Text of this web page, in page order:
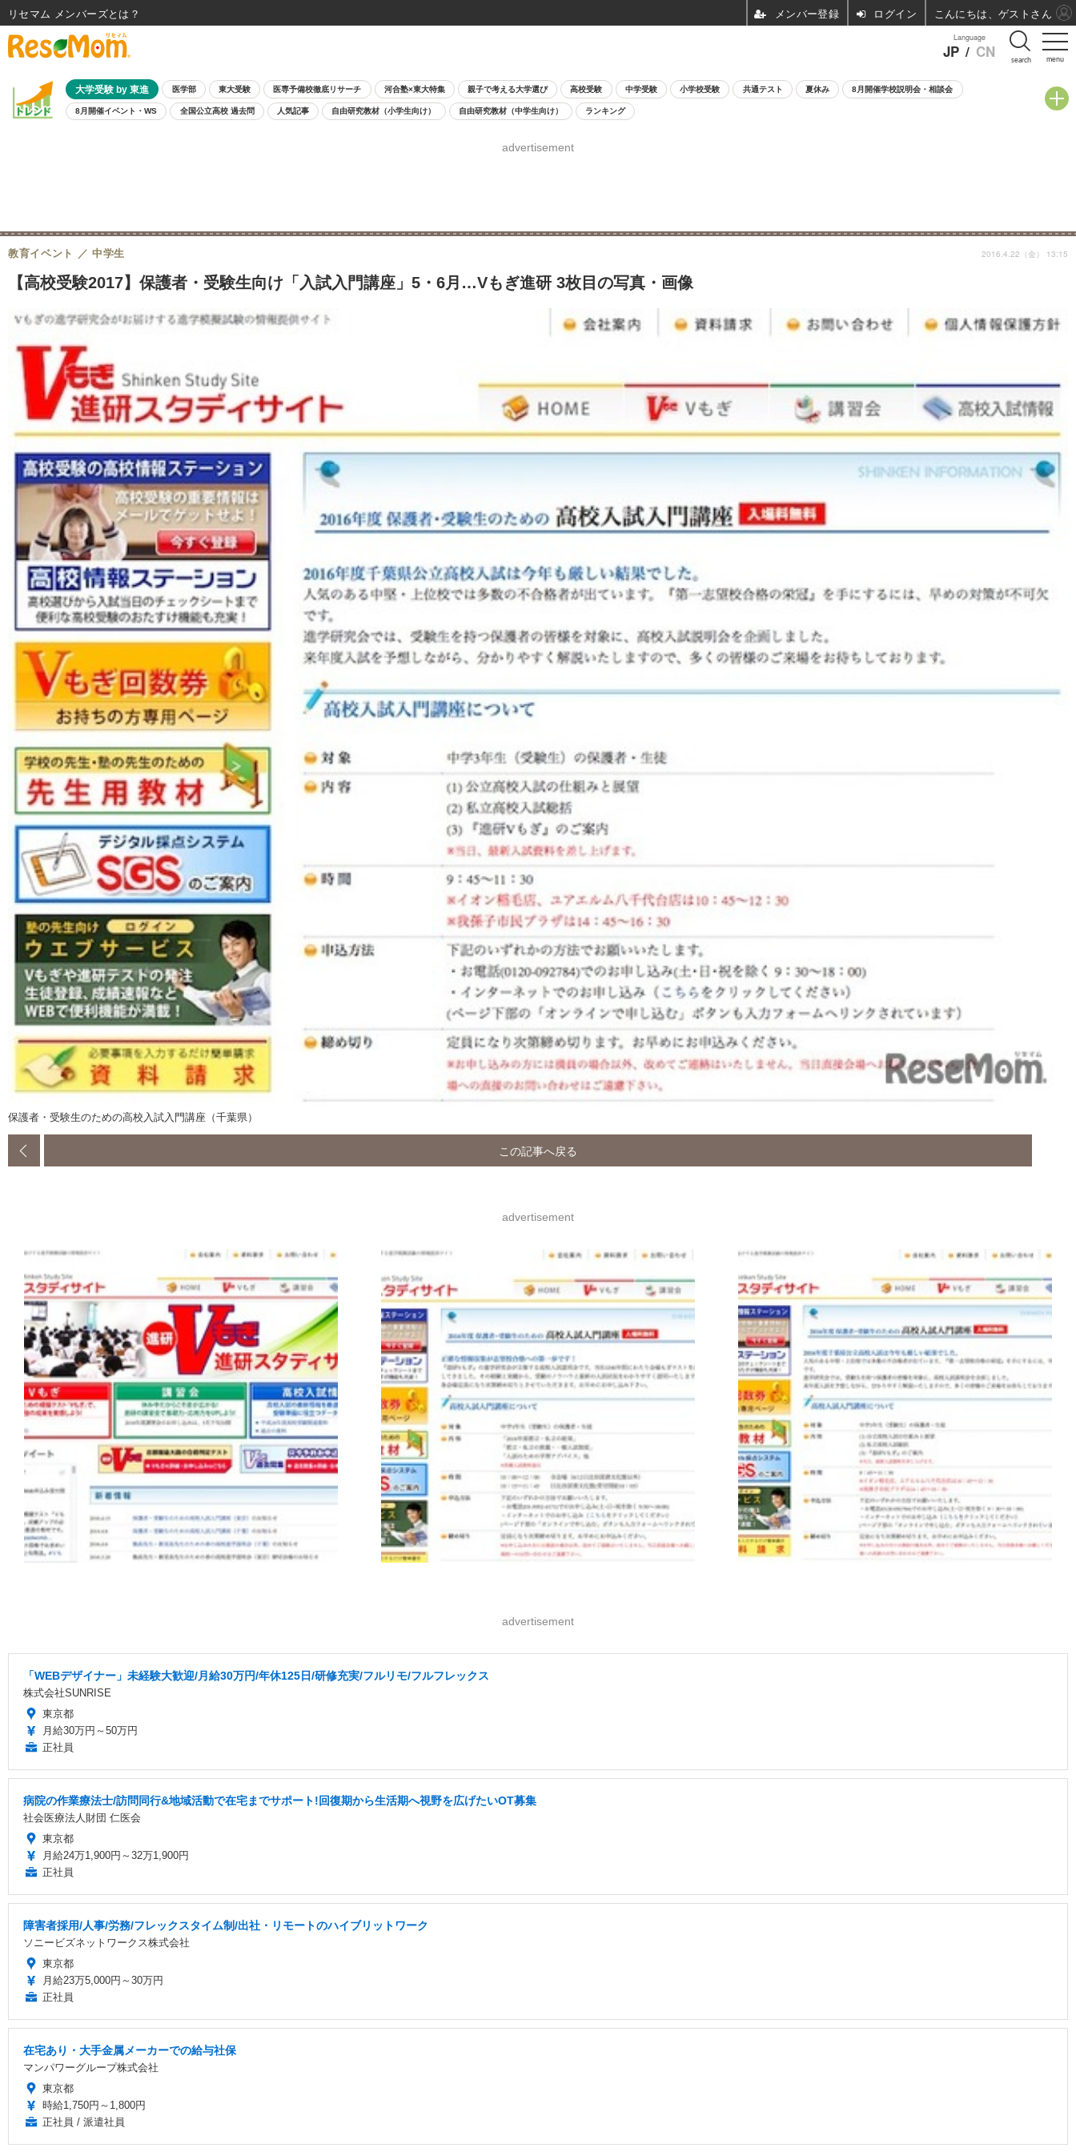
menu
Language
JP / CN search
大学受験 by 東進 医学部 東大受験 医専予備校徹底リサーチ 河合塾×東大特集 親子で考える大学選び 高校受験 中学受験 小学校受験 共通テスト 夏休み 8月開催学校説明会・相談会
8月開催イベント・WS 全国公立高校 過去問 人気記事 自由研究教材（小学生向け） 自由研究教材（中学生向け） ランキング
advertisement
【高校受験2017】保護者・受験生向け「入試入門講座」5・6月…Vもぎ進研 3枚目の写真・画像
教育イベント 中学生 2016.4.22（金） 13:15
保護者・受験生のための高校入試入門講座（千葉県）
この記事へ戻る
advertisement
advertisement
「WEBデザイナー」未経験大歓迎/月給30万円/年休125日/研修充実/フルリモ/フルフレックス
株式会社SUNRISE
東京都
月給30万円～50万円
正社員
病院の作業療法士/訪問同行&地域活動で在宅までサポート!回復期から生活期へ視野を広げたいOT募集
社会医療法人財団 仁医会
東京都
月給24万1,900円～32万1,900円
正社員
障害者採用/人事/労務/フレックスタイム制/出社・リモートのハイブリットワーク
ソニービズネットワークス株式会社
東京都
月給23万5,000円～30万円
正社員
在宅あり・大手金属メーカーでの給与社保
マンパワーグループ株式会社
東京都
時給1,750円～1,800円
正社員 / 派遣社員
リセマム メンバーズ ログイン こんにちは、ゲストさん